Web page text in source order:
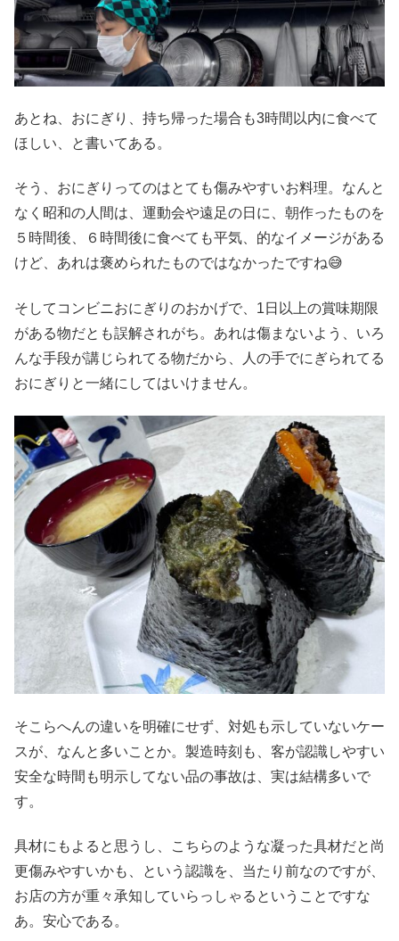
あとね、おにぎり、持ち帰った場合も3時間以内に食べて
ほしい、と書いてある。
そう、おにぎりってのはとても傷みやすいお料理。なんと
なく昭和の人間は、運動会や遠足の日に、朝作ったものを
５時間後、６時間後に食べても平気、的なイメージがある
けど、あれは褒められたものではなかったですね😅
そしてコンビニおにぎりのおかげで、1日以上の賞味期限
がある物だとも誤解されがち。あれは傷まないよう、いろ
んな手段が講じられてる物だから、人の手でにぎられてる
おにぎりと一緒にしてはいけません。
そこらへんの違いを明確にせず、対処も示していないケー
スが、なんと多いことか。製造時刻も、客が認識しやすい
安全な時間も明示してない品の事故は、実は結構多いで
す。
具材にもよると思うし、こちらのような凝った具材だと尚
更傷みやすいかも、という認識を、当たり前なのですが、
お店の方が重々承知していらっしゃるということですな
あ。安心である。